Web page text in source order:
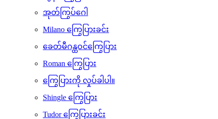
အုတ်ကြွပ်ဂေါ
Milano ကြွေပြားခင်း
ခေတ်မီဂန္ထဝင်ကြွေပြား
Roman ကြွေပြား
ကြွေပြားကို လှုပ်ခါပါ။
Shingle ကြွေပြား
Tudor ကြွေပြားခင်း